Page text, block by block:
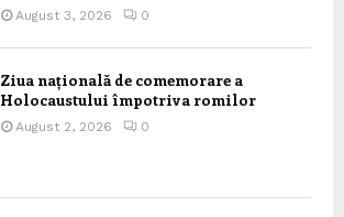
August 3, 2026 0
Ziua națională de comemorare a
Holocaustului împotriva romilor
August 2, 2026 0